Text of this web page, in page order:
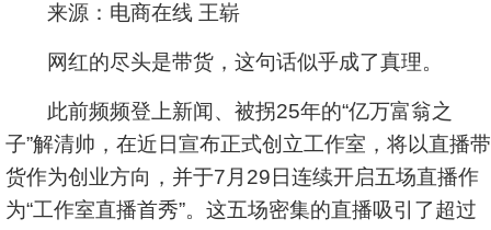
来源：电商在线 王崭
网红的尽头是带货，这句话似乎成了真理。
此前频频登上新闻、被拐25年的“亿万富翁之
子”解清帅，在近日宣布正式创立工作室，将以直播带
货作为创业方向，并于7月29日连续开启五场直播作
为“工作室直播首秀”。这五场密集的直播吸引了超过